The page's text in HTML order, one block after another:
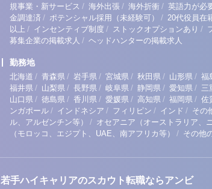
規事業・新サービス / 海外出張 / 海外折衝 / 英語力が必
金調達済 / ポテンシャル採用（未経験可） / 20代役員在
以上 / インセンティブ制度 / ストックオプションあり /
募集企業の掲載求人 / ヘッドハンターの掲載求人
勤務地
北海道 / 青森県 / 岩手県 / 宮城県 / 秋田県 / 山形県 / 福
福井県 / 山梨県 / 長野県 / 岐阜県 / 静岡県 / 愛知県 / 三
山口県 / 徳島県 / 香川県 / 愛媛県 / 高知県 / 福岡県 / 佐
ンガポール / インドネシア / フィリピン / インド / その
ル、アルゼンチン等）
/ オセアニア（オーストラリア、
（モロッコ、エジプト、UAE、南アフリカ等）
/ その他
若手ハイキャリアのスカウト転職ならアンビ